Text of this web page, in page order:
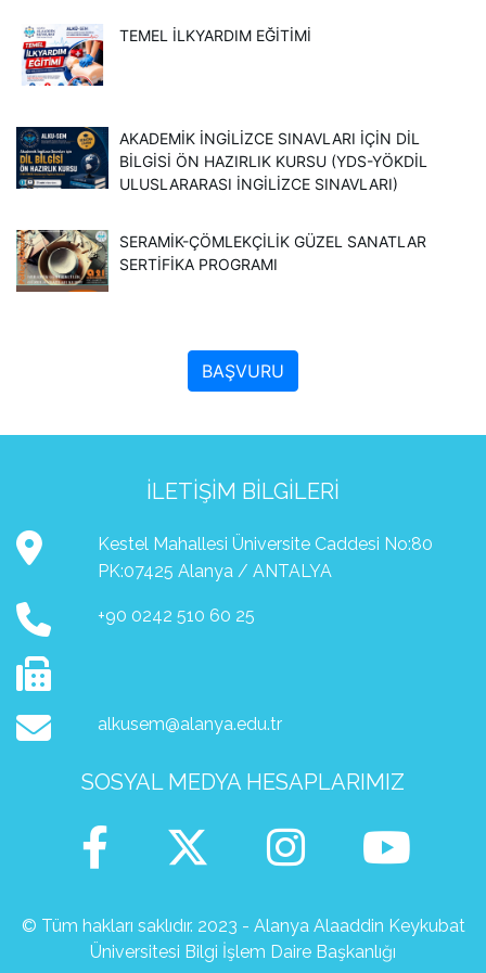
TEMEL İLKYARDIM EĞITIMI
AKADEMİK İNGİLİZCE SINAVLARI İÇİN DİL
BİLGİSİ ÖN HAZIRLIK KURSU (YDS-YÖKDİL
ULUSLARARASI İNGILIZCE SINAVLARI)
SERAMIK-ÇÖMLEKÇILIK GÜZEL SANATLAR
SERTIFIKA PROGRAMI
BAŞVURU
İLETIŞIM BILGILERI
Kestel Mahallesi Üniversite Caddesi No:80
PK:07425 Alanya / ANTALYA
+90 0242 510 60 25
alkusem@alanya.edu.tr
SOSYAL MEDYA HESAPLARIMIZ
© Tüm hakları saklıdır. 2023 - Alanya Alaaddin Keykubat
Üniversitesi Bilgi İşlem Daire Başkanlığı